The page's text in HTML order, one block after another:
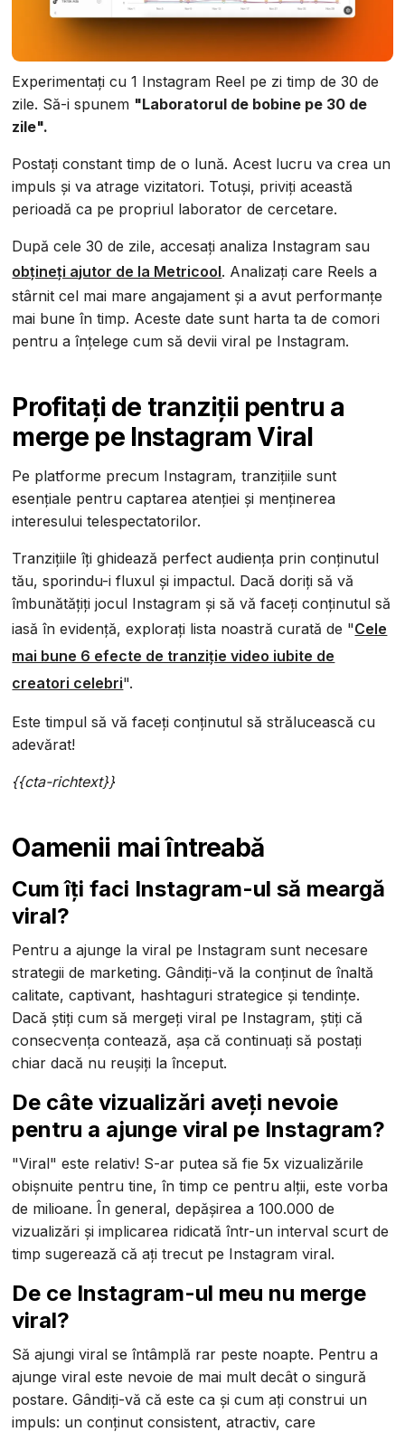
Experimentați cu 1 Instagram Reel pe zi timp de 30 de
zile. Să-i spunem "Laboratorul de bobine pe 30 de
zile".
Postați constant timp de o lună. Acest lucru va crea un
impuls și va atrage vizitatori. Totuși, priviți această
perioadă ca pe propriul laborator de cercetare.
După cele 30 de zile, accesați analiza Instagram sau
obțineți ajutor de la Metricool. Analizați care Reels a
stârnit cel mai mare angajament și a avut performanțe
mai bune în timp. Aceste date sunt harta ta de comori
pentru a înțelege cum să devii viral pe Instagram.
Profitați de tranziții pentru a
merge pe Instagram Viral
Pe platforme precum Instagram, tranzițiile sunt
esențiale pentru captarea atenției și menținerea
interesului telespectatorilor.
Tranzițiile îți ghidează perfect audiența prin conținutul
tău, sporindu-i fluxul și impactul. Dacă doriți să vă
îmbunătățiți jocul Instagram și să vă faceți conținutul să
iasă în evidență, explorați lista noastră curată de "Cele
mai bune 6 efecte de tranziție video iubite de
creatori celebri".
Este timpul să vă faceți conținutul să strălucească cu
adevărat!
{{cta-richtext}}‍
Oamenii mai întreabă
Cum îți faci Instagram-ul să meargă
viral?
Pentru a ajunge la viral pe Instagram sunt necesare
strategii de marketing. Gândiți-vă la conținut de înaltă
calitate, captivant, hashtaguri strategice și tendințe.
Dacă știți cum să mergeți viral pe Instagram, știți că
consecvența contează, așa că continuați să postați
chiar dacă nu reușiți la început.
De câte vizualizări aveți nevoie
pentru a ajunge viral pe Instagram?
"Viral" este relativ! S-ar putea să fie 5x vizualizările
obișnuite pentru tine, în timp ce pentru alții, este vorba
de milioane. În general, depășirea a 100.000 de
vizualizări și implicarea ridicată într-un interval scurt de
timp sugerează că ați trecut pe Instagram viral.
De ce Instagram-ul meu nu merge
viral?
Să ajungi viral se întâmplă rar peste noapte. Pentru a
ajunge viral este nevoie de mai mult decât o singură
postare. Gândiți-vă că este ca și cum ați construi un
impuls: un conținut consistent, atractiv, care